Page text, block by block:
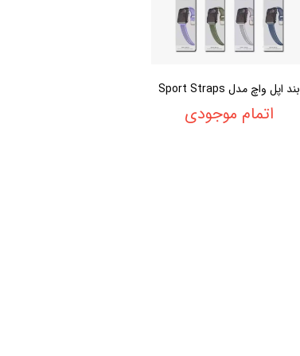
بند اپل واچ مدل Sport Straps
اتمام موجودی